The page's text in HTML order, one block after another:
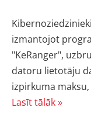
izmantojot
"KeRanger",
datoru lietotāju
izpirkuma
Lasīt tālāk »